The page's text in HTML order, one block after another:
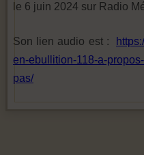
le 6 juin 2024 sur Radio
Son lien audio est :
en-ebullition-118-a-
pas/